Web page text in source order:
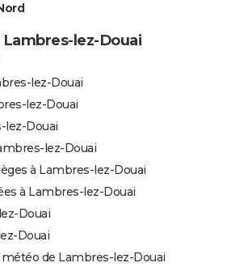
Lambres-lez-Douai
lez-Douai
lez-Douai
lez-Douai
lez-Douai
à Lambres-lez-Douai
à Lambres-lez-Douai
Douai
Douai
de Lambres-lez-Douai